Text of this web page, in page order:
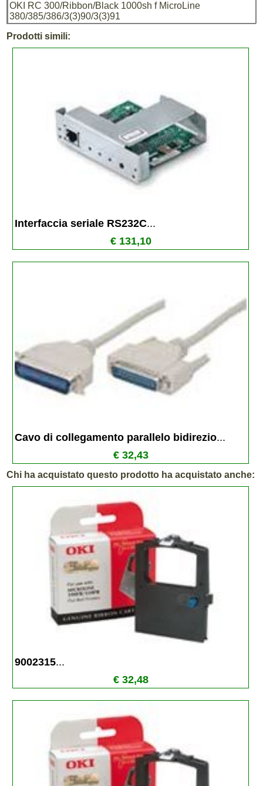
OKI RC 300/Ribbon/Black 1000sh f MicroLine
380/385/386/3(3)90/3(3)91
Prodotti simili:
Interfaccia seriale RS232C...
€ 131,10
Cavo di collegamento parallelo bidirezio...
€ 32,43
Chi ha acquistato questo prodotto ha acquistato anche:
9002315...
€ 32,48